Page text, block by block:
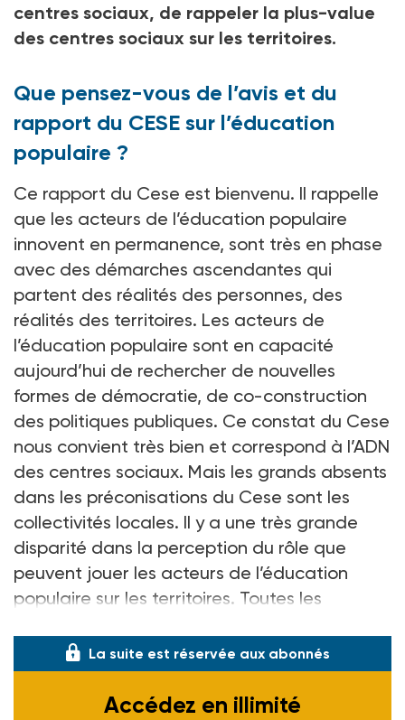
centres sociaux, de rappeler la plus-value
des centres sociaux sur les territoires.
Que pensez-vous de l’avis et du
rapport du CESE sur l’éducation
populaire ?
Ce rapport du Cese est bienvenu. Il rappelle
que les acteurs de l’éducation populaire
innovent en permanence, sont très en phase
avec des démarches ascendantes qui
partent des réalités des personnes, des
réalités des territoires. Les acteurs de
l’éducation populaire sont en capacité
aujourd’hui de rechercher de nouvelles
formes de démocratie, de co-construction
des politiques publiques. Ce constat du Cese
nous convient très bien et correspond à l’ADN
des centres sociaux. Mais les grands absents
dans les préconisations du Cese sont les
collectivités locales. Il y a une très grande
disparité dans la perception du rôle que
peuvent jouer les acteurs de l’éducation
populaire sur les territoires. Toutes les
La suite est réservée aux abonnés
Accédez en illimité